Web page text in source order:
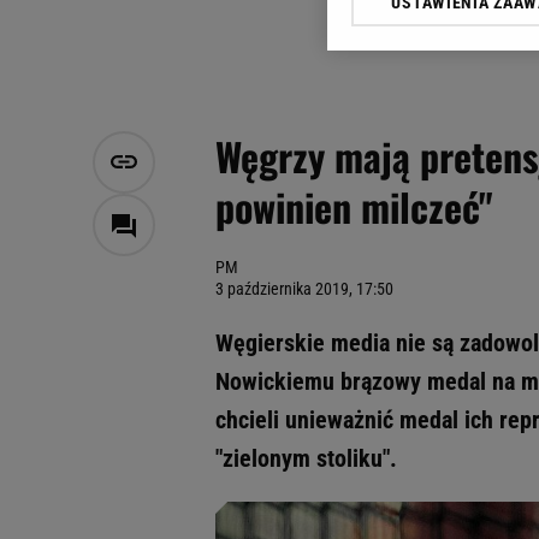
Węgrzy mają
powinien milczeć"
PM
3 października 2019, 17:50
Węgierskie media nie są
Nowickiemu brązowy medal na
chcieli unieważnić medal ich
"zielonym stoliku".
Klikając „Akceptuję”
Zaufanych Partnerów i
My, nasi Zaufani
Użycie dokładnych
Przechowywanie